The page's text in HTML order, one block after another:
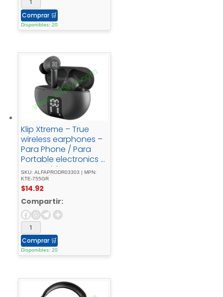
Comprar 🛒
Disponibles: 20
Klip Xtreme – True
wireless earphones –
Para Phone / Para
Portable electronics /
Para Tablet -
Wireless22Hrs - ANC -
Gray
SKU: ALFAPRODR03303 | MPN:
KTE-755GR
$14.92
Compartir:
Comprar 🛒
Disponibles: 20